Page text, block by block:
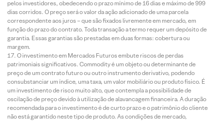
pelos investidores, obedecendo o prazo mínimo de 16 dias e máximo de 999
dias corridos. O preço será o valor da ação adicionado de uma parcela
correspondente aos juros – que são fixados livremente em mercado, em
função do prazo do contrato. Toda transação a termo requer um depósito de
garantia. Essas garantias são prestadas em duas formas: cobertura ou
margem.
O investimento em Mercados Futuros embute riscos de perdas
patrimoniais significativos. Commodity é um objeto ou determinante de
preço de um contrato futuro ou outro instrumento derivativo, podendo
consubstanciar um índice, uma taxa, um valor mobiliário ou produto físico. É
um investimento de risco muito alto, que contempla a possibilidade de
oscilação de preço devido à utilização de alavancagem financeira. A duração
recomendada para o investimento é de curto prazo e o patrimônio do cliente
não está garantido neste tipo de produto. As condições de mercado,